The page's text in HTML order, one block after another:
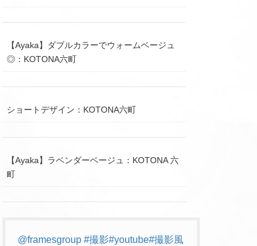
【Ayaka】ダブルカラーでウォームベージュ
◎：KOTONA六町
ショートデザイン：KOTONA六町
【Ayaka】ラベンダーベージュ：KOTONA 六
町
@framesgroup #撮影#youtube#撮影風